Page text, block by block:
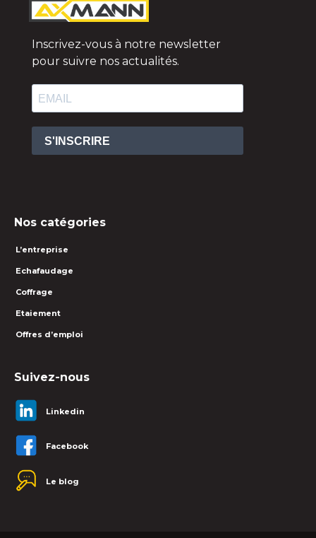
Inscrivez-vous à notre newsletter
pour suivre nos actualités.
S'INSCRIRE
Nos catégories
L’entreprise
Echafaudage
Coffrage
Etaiement
Offres d’emploi
Suivez-nous
Linkedin
Facebook
Le blog